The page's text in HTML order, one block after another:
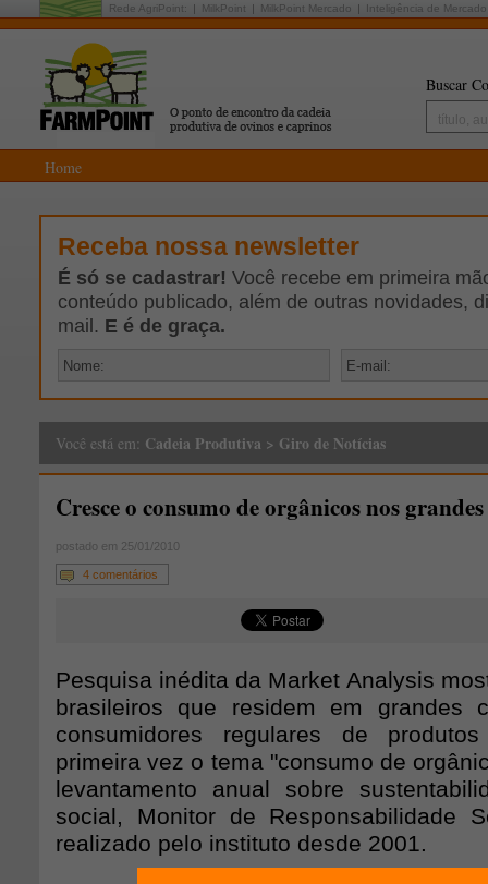
Rede AgriPoint: MilkPoint MilkPoint Mercado Inteligência de Mercado
Buscar
Home
Receba nossa newsletter
É só se cadastrar! Você recebe em primeira
conteúdo publicado, além de outras novidades,
mail. E é de graça.
Você está em: Cadeia Produtiva > Giro de Notícias
Cresce o consumo de orgânicos nos
postado em 25/01/2010
4 comentários
Pesquisa inédita da Market Analysis
brasileiros que residem em grandes
consumidores regulares de
primeira vez o tema "consumo de
levantamento anual sobre
social, Monitor de Responsabilidade
realizado pelo instituto desde 2001.